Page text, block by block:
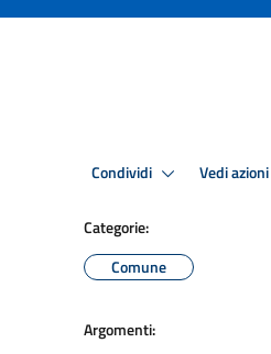
Condividi Vedi azioni
Categorie:
Comune
Argomenti: